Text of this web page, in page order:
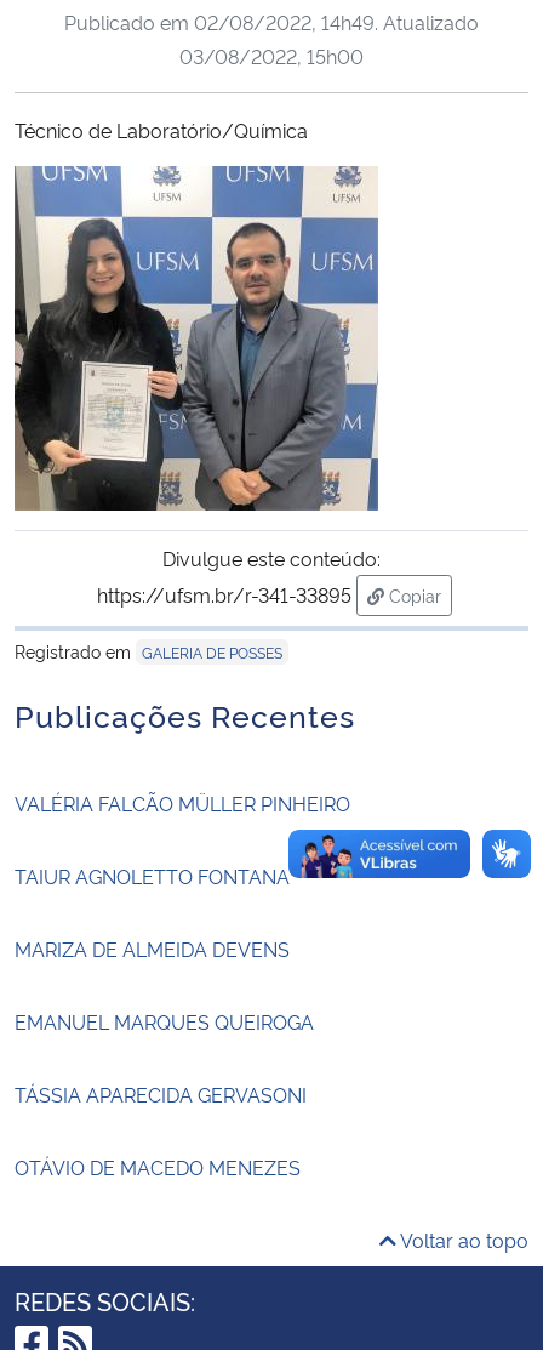
Ministério da Cidadania
Ministério da Ciência, Tecnologia, Inovações e Comunicações
Ministério do Meio Ambiente
Ministério do Turismo
Ministério do Desenvolvimento Regional
Controladoria-Geral da União
Ministério da Mulher, da Família e dos Direitos Humanos
Secretaria-Geral
Secretaria de Governo
Gabinete de Segurança Institucional
Advocacia-Geral da União
Publicado em 02/08/2022, 14h49. Atualizado
03/08/2022, 15h00
Técnico de Laboratório/Química
Divulgue este conteúdo:
https://ufsm.br/r-341-33895
Copiar
para área de
Registrado em GALERIA DE POSSES
Publicações Recentes
VALÉRIA FALCÃO MÜLLER PINHEIRO
TAIUR AGNOLETTO FONTANA
MARIZA DE ALMEIDA DEVENS
EMANUEL MARQUES QUEIROGA
TÁSSIA APARECIDA GERVASONI
OTÁVIO DE MACEDO MENEZES
Voltar ao topo
REDES SOCIAIS: